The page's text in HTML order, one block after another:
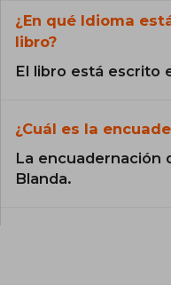
¿En qué Idioma
libro?
El libro está escrito
¿Cuál es la
La encuadernación
Blanda.